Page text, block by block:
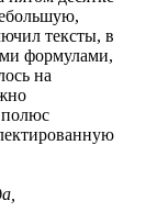
тексты, в
формулами,
на